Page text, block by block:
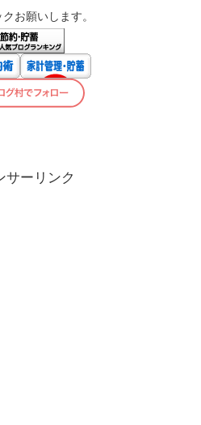
お願いします。
サーリンク